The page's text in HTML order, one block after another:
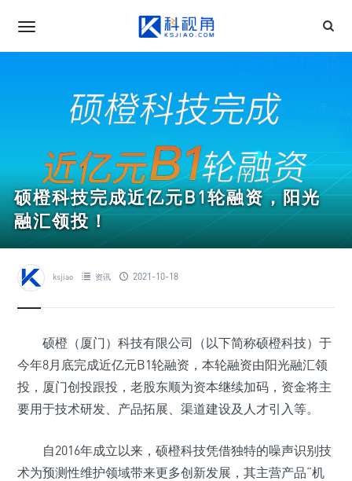
硕橙科技完成近亿元B1轮融资，阳光
融汇领投！
ksjiao 资讯 2021-10-18
硕橙（厦门）科技有限公司（以下简称硕橙科技）于
今年8月底完成近亿元B1轮融资，本轮融资由阳光融汇领
投，厦门创投跟投，老股东顺为资本继续加码，资金将主
要用于技术研发、产品拓展、渠道建设及人才引入等。
自2016年成立以来，硕橙科技凭借独特的噪声识别技
术为预测性维护领域带来更多创新发展，其主营产品“机